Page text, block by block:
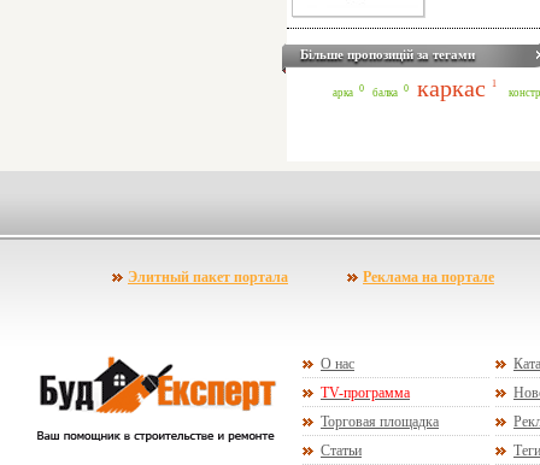
Більше пропозицій за тегами
арка 0 балка 0 каркас 1
Элитный пакет портала Реклама на портале
О нас
TV-программа
Торговая площадка
Статьи
Теги